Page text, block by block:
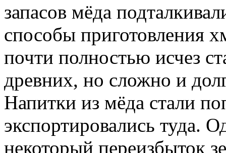
запасов мёда
способы приготовления
почти полностью исчез
древних, но сложно и
Напитки из мёда стали
экспортировались туда.
некоторый переизбыток